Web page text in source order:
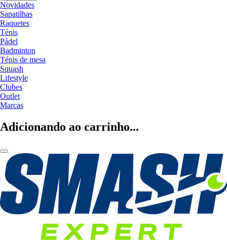
Novidades
Sapatilhas
Raquetes
Ténis
Pádel
Badminton
Ténis de mesa
Squash
Lifestyle
Clubes
Outlet
Marcas
Adicionando ao carrinho...